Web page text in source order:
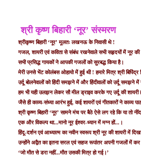
श्री कृष्‍ण बिहारी ‘नूर’ संस्‍मरण
श्रीकृष्‍ण बिहारी ‘नूर’ मूलतः लखनऊ के निवासी थे !
गजल, शायरी एवं कविता से संबंध रखनेवाले सभी सहृदयों में नूर की
सभी प्रसिद्ध गायकों ने आपकी गजलों को सुरबद्ध किया है।
मेरी उनसे भेंट कोलंबस ओहायो में हुई थी ! हमारे मित्र श्री
उर्दू बोलनेवालों को हिंदी समझने में और हिंदीवालों को उर्दू समझने
हम भी यही उलझन लेकर सौ मील ड्राइव करके गए उर्दू की
जैसे ही काव्‍य-संध्‍या आरंभ हुई, कई शायरों एवं गीतकारों ने काव्‍य
श्री कृष्‍ण बिहारी ‘नूर’ सामने मंच पर बैठे ऐसे लग रहे कि या तो
एक और विकल्‍प था...मानो नूर ईश्‍वर-ध्‍यान में मग्‍न हों...।
हिंदू-दर्शन एवं आध्‍यात्‍म का नवीन स्‍वरूप श्री नूर की शायरी में
उन्‍होंने अद्वैत का इतना सरल एवं सहज रूपांतर अपनी गजलों में कर
‘जो मौत से डरा नहीं...मौत उसकी मित्र हो गई।’